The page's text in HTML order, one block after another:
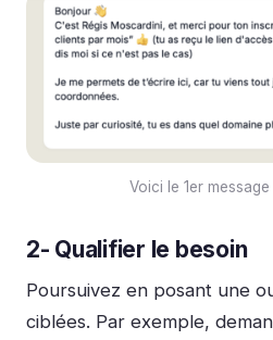
Voici le 1er
2- Qualifier le besoin
Poursuivez en posant une
ciblées. Par exemple,